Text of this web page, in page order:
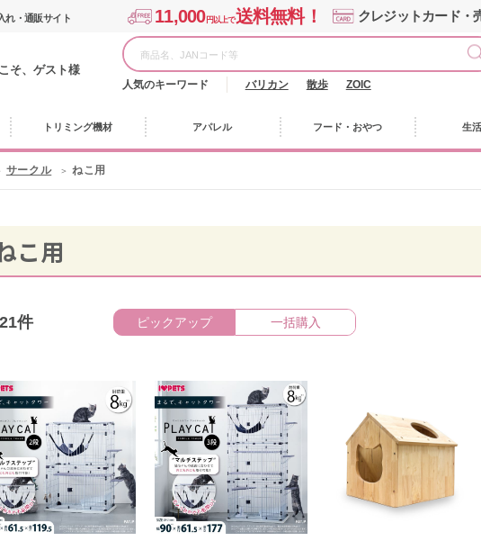
れ・通販サイト 11,000円以上で送料無料！ クレジットカード・
そ、ゲスト様
人気のキーワード バリカン 散歩 ZOIC
トリミング機材 アパレル フード・おやつ 生
サークル ねこ用
こ用
21件 ピックアップ 一括購入